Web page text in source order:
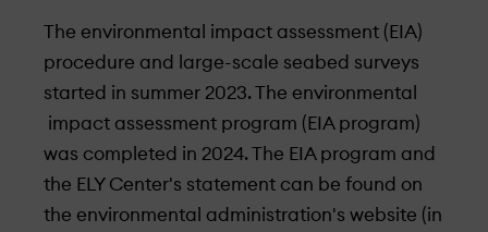
The environmental impact assessment (EIA)
procedure and large-scale seabed surveys
started in summer 2023. The environmental
impact assessment program (EIA program)
was completed in 2024. The EIA program and
the ELY Center's statement can be found on
the environmental administration's website (in